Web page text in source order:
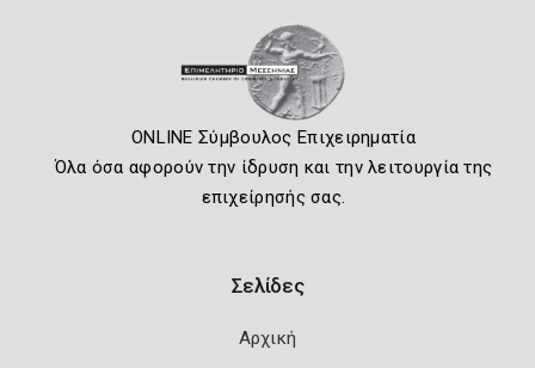
ONLINE Σύμβουλος Επιχειρηματία
Όλα όσα αφορούν την ίδρυση και την λειτουργία της
επιχείρησής σας.
Σελίδες
Αρχική